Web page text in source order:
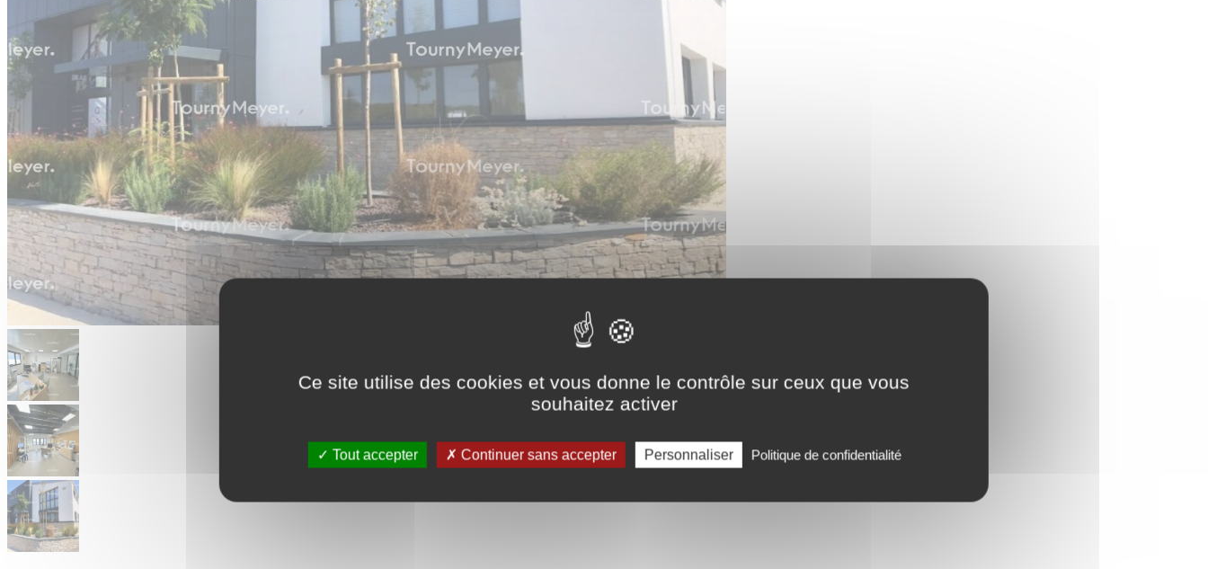
Ce site utilise des cookies et vous donne le contrôle sur ceux que vous
souhaitez activer
Tout accepter Continuer sans accepter Personnaliser Politique de confidentialité